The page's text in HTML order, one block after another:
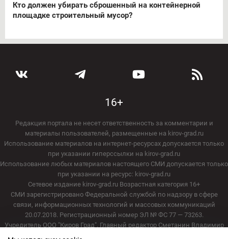
Кто должен убирать сброшенный на контейнерной
площадке строительный мусор?
16+
Редакция портала не несет ответственность за комментарии и
материалы пользователей, размещенные на kirov-grad.ru
Использование материалов на интернет-ресурсах допускается только
при указании гиперссылки на kirov-grad.ru
Использование любых материалов настоящего СМИ допускается только
при указании на ресурс: kirov-grad.ru
Сетевое издание kirov-grad.ru Возрастная категория 16+
СМИ зарегистрировано Федеральной службой по надзору в сфере
связи, информационных технологий и массовых коммуникаций
20.07.2018. Регистрационный номер ЭЛ № ФС 77 — 73263.
Учредитель ООО "Киров Град". Главный редактор Сметанин Владимир